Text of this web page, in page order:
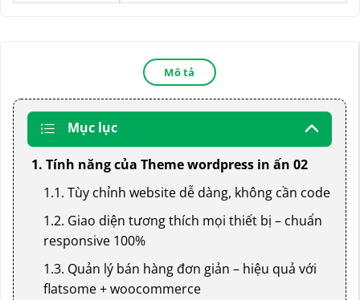
Mô tả
Mục lục
1. Tính năng của Theme wordpress in ấn 02
1.1. Tùy chỉnh website dễ dàng, không cần code
1.2. Giao diện tương thích mọi thiết bị – chuẩn
responsive 100%
1.3. Quản lý bán hàng đơn giản – hiệu quả với
flatsome + woocommerce